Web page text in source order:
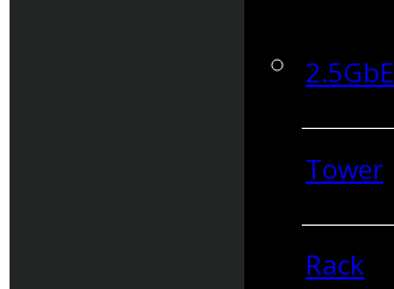
2.5GbE
Tower
Rack